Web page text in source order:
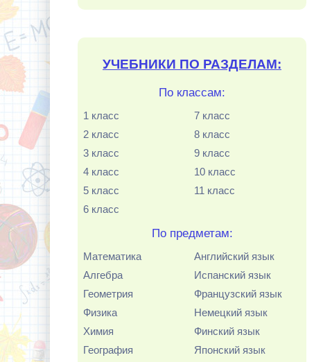
УЧЕБНИКИ ПО РАЗДЕЛАМ:
По классам:
1 класс
2 класс
3 класс
4 класс
5 класс
6 класс
7 класс
8 класс
9 класс
10 класс
11 класс
По предметам:
Математика
Алгебра
Геометрия
Физика
Химия
География
Английский язык
Испанский язык
Французский язык
Немецкий язык
Финский язык
Японский язык